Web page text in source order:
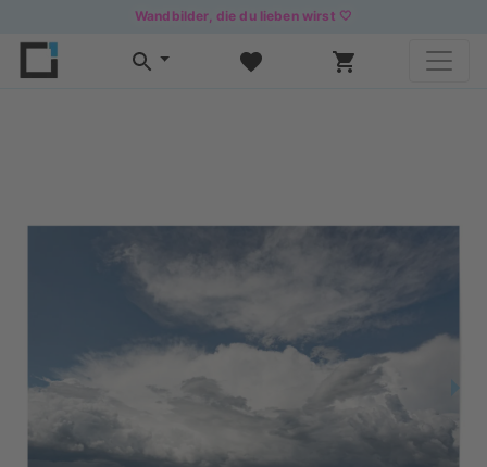
Wandbilder, die du lieben wirst 🤍